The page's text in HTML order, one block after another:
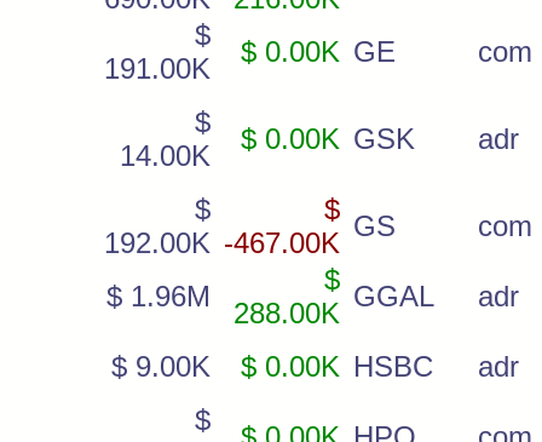
$
191.00K
$ 0.00K GE com
$
14.00K
$ 0.00K GSK adr
$
192.00K
$
-467.00K
GS com
$ 1.96M
$
288.00K
GGAL adr
$ 9.00K $ 0.00K HSBC
adr
$